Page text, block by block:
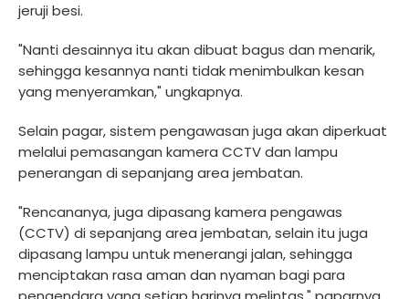
jeruji besi.
"Nanti desainnya itu akan dibuat bagus dan menarik,
sehingga kesannya nanti tidak menimbulkan kesan
yang menyeramkan," ungkapnya.
Selain pagar, sistem pengawasan juga akan diperkuat
melalui pemasangan kamera CCTV dan lampu
penerangan di sepanjang area jembatan.
"Rencananya, juga dipasang kamera pengawas
(CCTV) di sepanjang area jembatan, selain itu juga
dipasang lampu untuk menerangi jalan, sehingga
menciptakan rasa aman dan nyaman bagi para